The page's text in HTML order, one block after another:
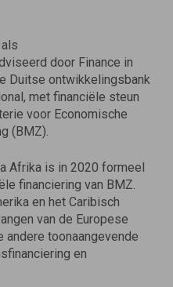
door Finance in
Duitse ontwikkelingsbank
met financiële steun
voor Economische
(BMZ).
Afrika is in 2020 formeel
financiering van BMZ.
en het Caribisch
van de Europese
toonaangevende
en